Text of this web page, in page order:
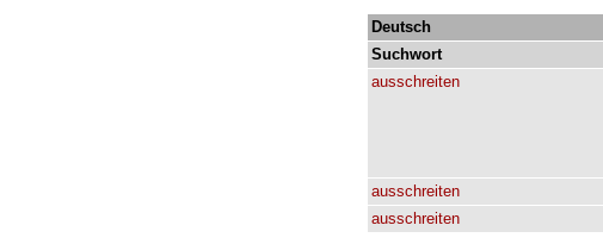
Deutsch
Suchwort
ausschreiten
ausschreiten
ausschreiten